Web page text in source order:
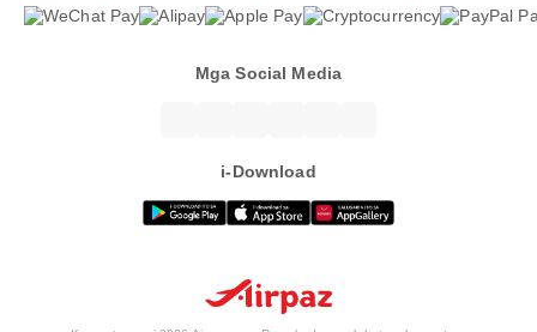
Mga Social Media
i-Download